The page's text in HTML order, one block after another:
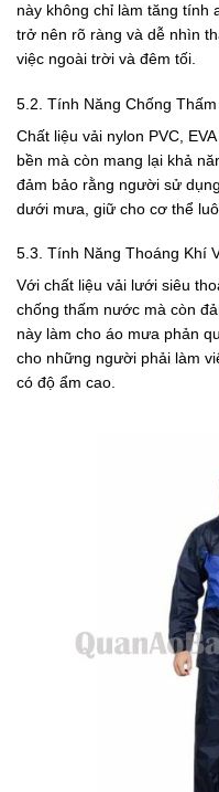
này không chỉ làm tăng tính
trở nên rõ ràng và dễ nhìn
việc ngoài trời và đêm tối.
5.2. Tính Năng Chống
Chất liệu vải nylon PVC,
bền mà còn mang lại khả
đảm bảo rằng người sử
dưới mưa, giữ cho cơ thể
5.3. Tính Năng Thoáng Khí
Với chất liệu vải lưới siêu
chống thấm nước mà còn
này làm cho áo mưa phản
cho những người phải làm
có độ ẩm cao.